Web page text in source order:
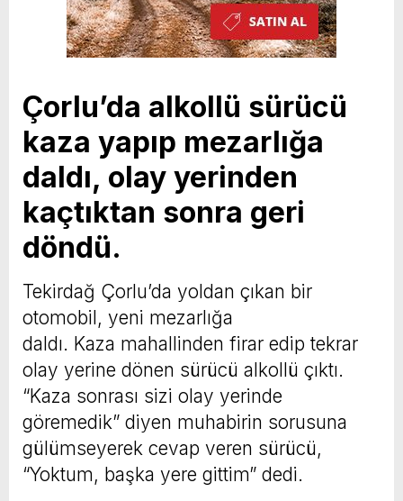
Çorlu’da alkollü sürücü
kaza yapıp mezarlığa
daldı, olay yerinden
kaçtıktan sonra geri
döndü.
Tekirdağ Çorlu’da yoldan çıkan bir
otomobil, yeni mezarlığa
daldı. Kaza mahallinden firar edip tekrar
olay yerine dönen sürücü alkollü çıktı.
“Kaza sonrası sizi olay yerinde
göremedik” diyen muhabirin sorusuna
gülümseyerek cevap veren sürücü,
“Yoktum, başka yere gittim” dedi.